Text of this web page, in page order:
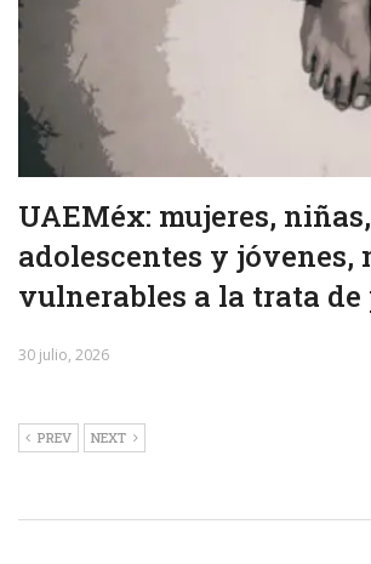
UAEMéx: mujeres, niñas,
adolescentes y jóvenes,
vulnerables a la trata de
30 julio, 2026
PREV NEXT